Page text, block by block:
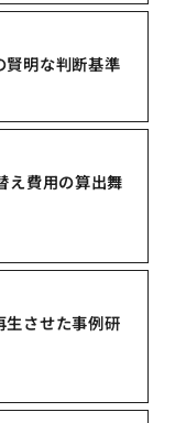
賢明な判断基準
え費用の算出舞
生させた事例研